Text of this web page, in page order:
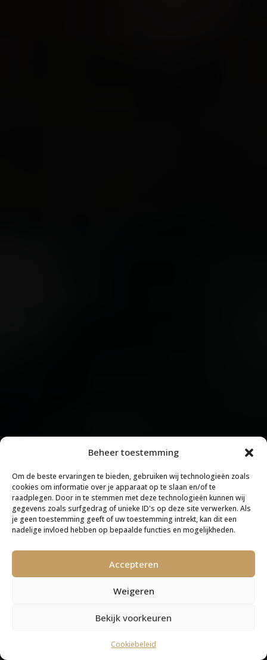
Beheer toestemming
Om de beste ervaringen te bieden, gebruiken wij technologieën zoals
cookies om informatie over je apparaat op te slaan en/of te
raadplegen. Door in te stemmen met deze technologieën kunnen wij
gegevens zoals surfgedrag of unieke ID's op deze site verwerken. Als
je geen toestemming geeft of uw toestemming intrekt, kan dit een
nadelige invloed hebben op bepaalde functies en mogelijkheden.
Accepteren
Weigeren
Bekijk voorkeuren
Cookiebeleid